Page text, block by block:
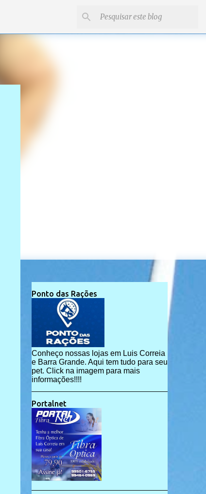
Ponto das Rações
Conheço nossas lojas em Luis Correia
e Barra Grande. Aqui tem tudo para seu
pet. Click na imagem para mais
informações!!!!
Portalnet